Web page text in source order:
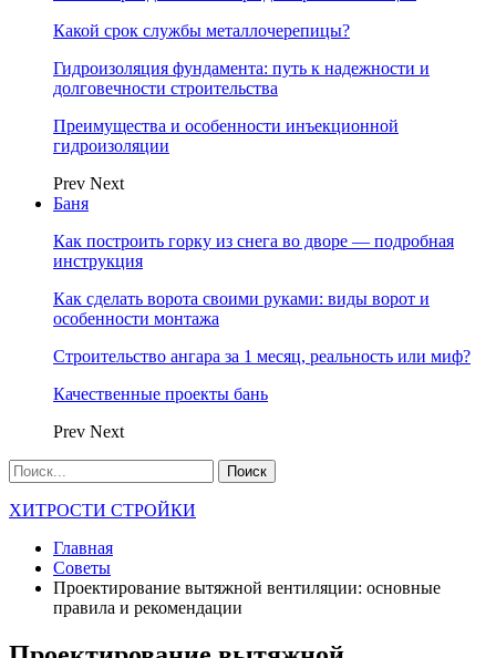
Какой срок службы металлочерепицы?
Гидроизоляция фундамента: путь к надежности и
долговечности строительства
Преимущества и особенности инъекционной
гидроизоляции
Prev Next
Баня
Как построить горку из снега во дворе — подробная
инструкция
Как сделать ворота своими руками: виды ворот и
особенности монтажа
Строительство ангара за 1 месяц, реальность или миф?
Качественные проекты бань
Prev Next
ХИТРОСТИ СТРОЙКИ
Главная
Советы
Проектирование вытяжной вентиляции: основные
правила и рекомендации